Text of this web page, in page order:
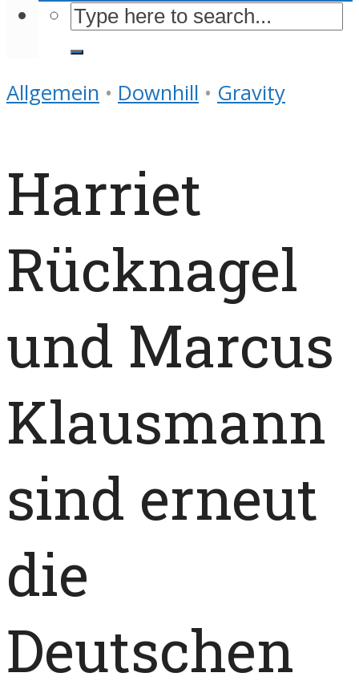
Allgemein • Downhill • Gravity
Harriet
Rücknagel
und Marcus
Klausmann
sind erneut
die
Deutschen